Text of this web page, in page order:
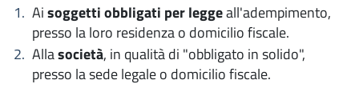
Aisoggetti obbligati per leggeall'adempimento,
presso la loro residenza o domicilio fiscale.
Allasocietà, in qualità di "obbligato in solido",
presso la sede legale o domicilio fiscale.